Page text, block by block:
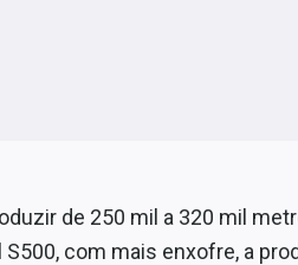
de 250 mil a 320 mil
com mais enxofre, a